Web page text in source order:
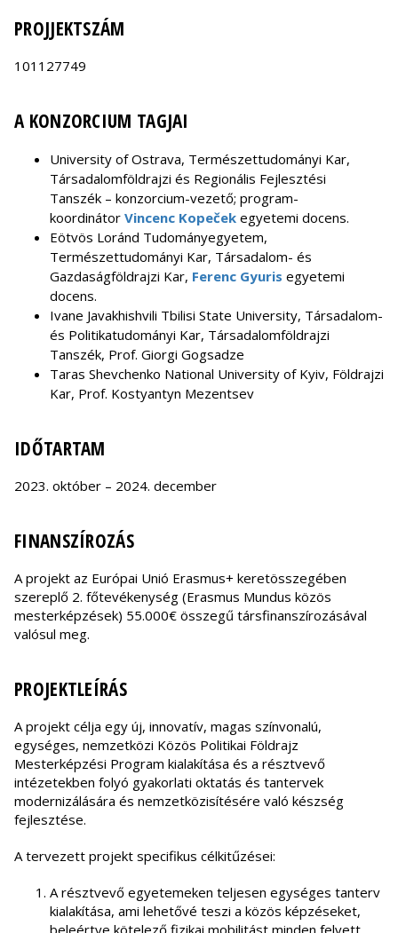
PROJJEKTSZÁM
101127749
A KONZORCIUM TAGJAI
University of Ostrava, Természettudományi Kar,
Társadalomföldrajzi és Regionális Fejlesztési
Tanszék – konzorcium-vezető; program-
koordinátor Vincenc Kopeček egyetemi docens.
Eötvös Loránd Tudományegyetem,
Természettudományi Kar, Társadalom- és
Gazdaságföldrajzi Kar, Ferenc Gyuris egyetemi
docens.
Ivane Javakhishvili Tbilisi State University, Társadalom-
és Politikatudományi Kar, Társadalomföldrajzi
Tanszék, Prof. Giorgi Gogsadze
Taras Shevchenko National University of Kyiv, Földrajzi
Kar, Prof. Kostyantyn Mezentsev
IDŐTARTAM
2023. október – 2024. december
FINANSZÍROZÁS
A projekt az Európai Unió Erasmus+ keretösszegében
szereplő 2. főtevékenység (Erasmus Mundus közös
mesterképzések) 55.000€ összegű társfinanszírozásával
valósul meg.
PROJEKTLEÍRÁS
A projekt célja egy új, innovatív, magas színvonalú,
egységes, nemzetközi Közös Politikai Földrajz
Mesterképzési Program kialakítása és a résztvevő
intézetekben folyó gyakorlati oktatás és tantervek
modernizálására és nemzetközisítésére való készség
fejlesztése.
A tervezett projekt specifikus célkitűzései:
A résztvevő egyetemeken teljesen egységes tanterv
kialakítása, ami lehetővé teszi a közös képzéseket,